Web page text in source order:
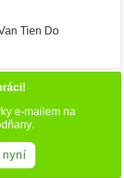
Tien Do|
e-mailem na
nyní